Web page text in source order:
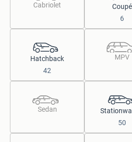
Cabriolet
Coupé
6
Hatchback
42
MPV
Sedan
50